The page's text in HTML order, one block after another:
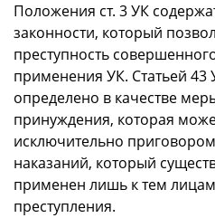
Положения ст. 3 УК
законности, который
преступность
применения УК. Статьей 43
определено в качестве
принуждения, которая
исключительно приговором
наказаний, который
применен лишь к тем
преступления.